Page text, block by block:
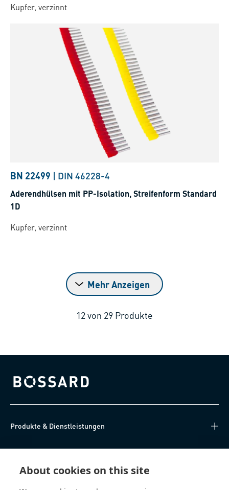
About cookies on this site
Kupfer, verzinnt
BN 22499 | DIN 46228-4
Aderendhülsen mit PP-Isolation, Streifenform Standard
1D
Kupfer, verzinnt
Mehr Anzeigen
12von 29 Produkte
Bossard homepage
Produkte & Dienstleistungen
Wissen